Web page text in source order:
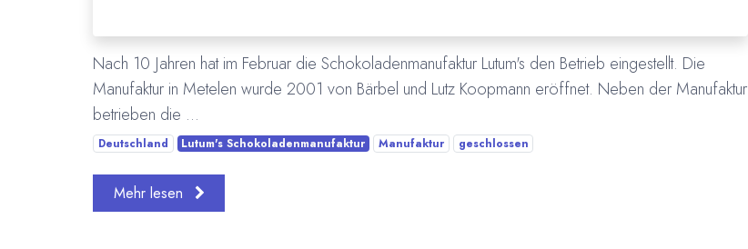
Nach 10 Jahren hat im Februar die Schokoladenmanufaktur Lutum's den Betrieb eingestellt. Die
Manufaktur in Metelen wurde 2001 von Bärbel und Lutz Koopmann eröffnet. Neben der Manufaktur
betrieben die ...
Deutschland Lutum's Schokoladenmanufaktur Manufaktur geschlossen
Mehr lesen